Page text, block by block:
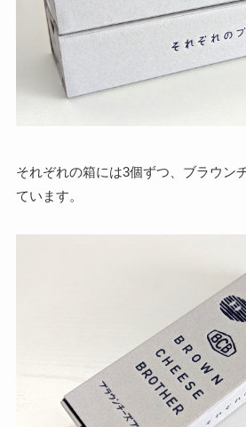
それぞれの箱には3個ずつ、ブラウン
ています。